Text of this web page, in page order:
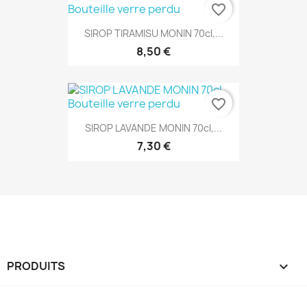
SIROP TIRAMISU MONIN 70cl,...
8,50 €
favorite_border
SIROP LAVANDE MONIN 70cl,...
7,30 €
favorite_border
PRODUITS 